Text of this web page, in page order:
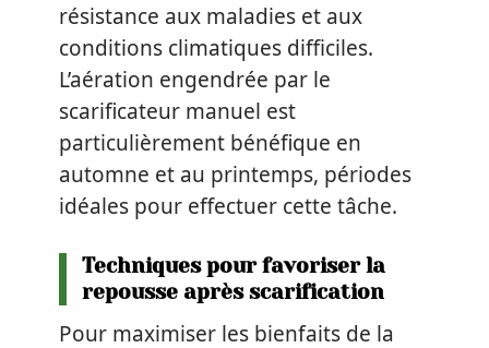
résistance aux maladies et aux
conditions climatiques difficiles.
L’aération engendrée par le
scarificateur manuel est
particulièrement bénéfique en
automne et au printemps, périodes
idéales pour effectuer cette tâche.
Techniques pour favoriser la
repousse après scarification
Pour maximiser les bienfaits de la